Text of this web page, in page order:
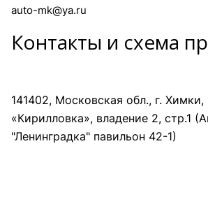
auto-mk@ya.ru
Контакты и схема
141402, Московская обл., г. Химки,
«Кирилловка», владение 2, стр.1
"Ленинградка" павильон 42-1)